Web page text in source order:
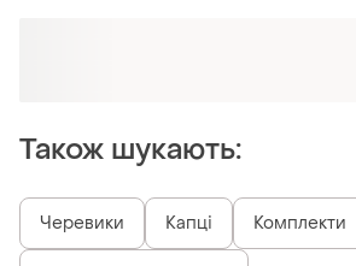
Також шукають: